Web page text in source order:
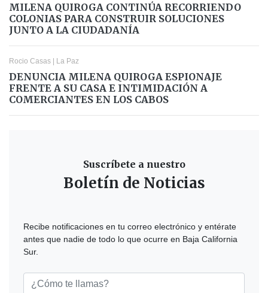
MILENA QUIROGA CONTINÚA RECORRIENDO
COLONIAS PARA CONSTRUIR SOLUCIONES
JUNTO A LA CIUDADANÍA
Rocio Casas | La Paz
DENUNCIA MILENA QUIROGA ESPIONAJE
FRENTE A SU CASA E INTIMIDACIÓN A
COMERCIANTES EN LOS CABOS
Suscríbete a nuestro
Boletín de Noticias
Recibe notificaciones en tu correo electrónico y entérate
antes que nadie de todo lo que ocurre en Baja California
Sur.